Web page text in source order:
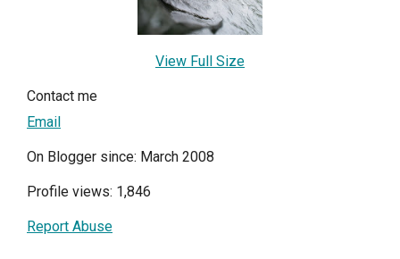
View Full Size
Contact me
Email
On Blogger since: March 2008
Profile views: 1,846
Report Abuse